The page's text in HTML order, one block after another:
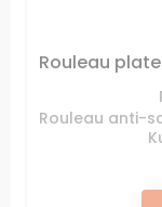
Rouleau
Rouleau anti-